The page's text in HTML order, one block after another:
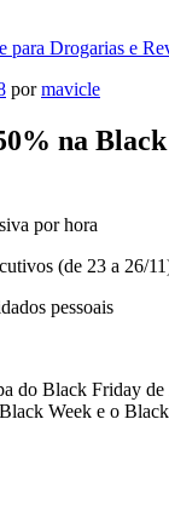
Drogarias e
pormavicle
na
por hora
(de 23 a 26/
pessoais
do Black Friday
Week e o